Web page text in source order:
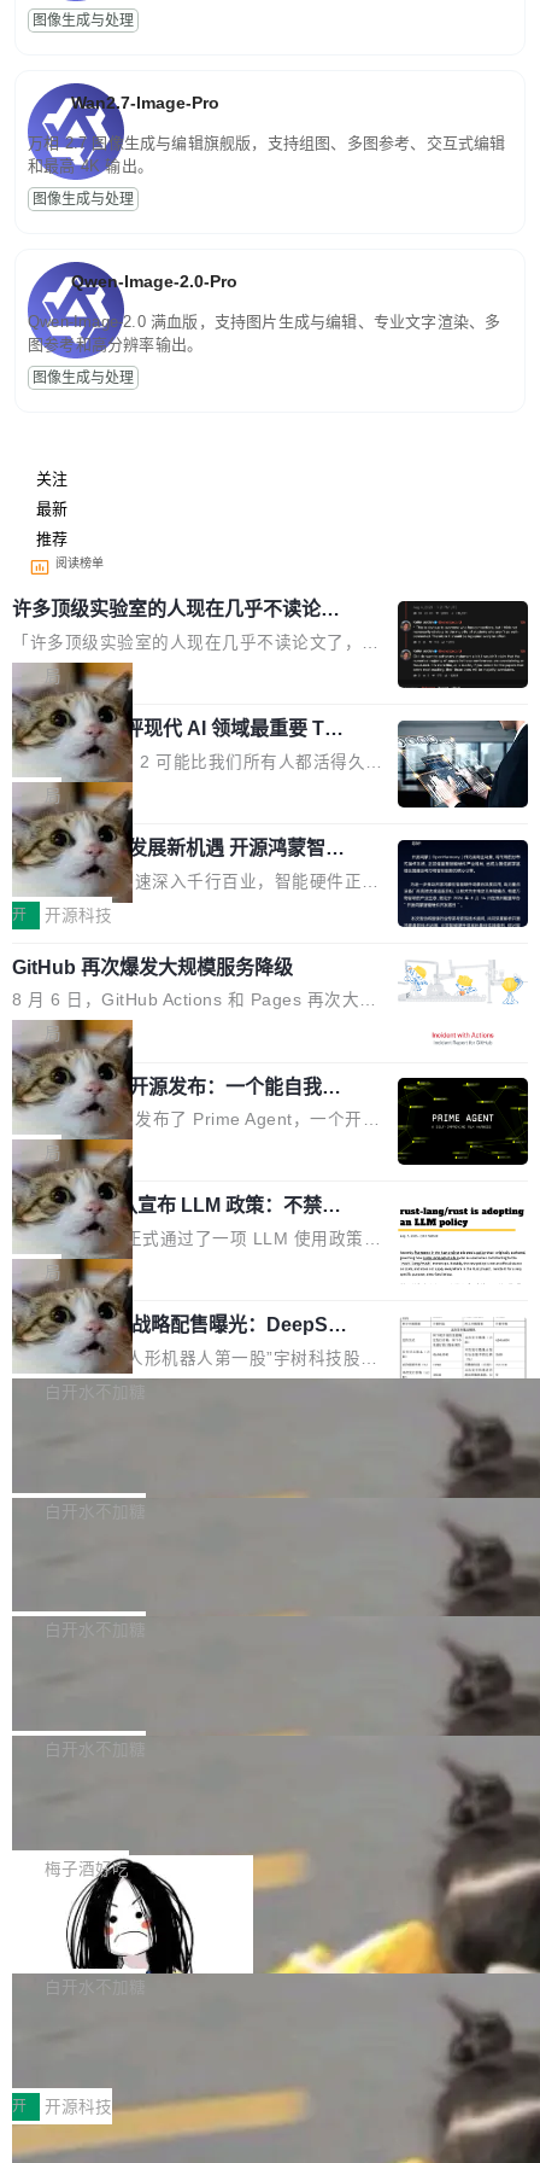
图像生成与处理
Wan2.7-Image-Pro
万相 2.7 图像生成与编辑旗舰版，支持组图、多图参考、交互式编辑
和最高 4K 输出。
图像生成与处理
Qwen-Image-2.0-Pro
Qwen-Image-2.0 满血版，支持图片生成与编辑、专业文字渲染、多
图参考和高分辨率输出。
图像生成与处理
关注
最新
推荐
阅读榜单
许多顶级实验室的人现在几乎不读论文
了
「许多顶级实验室的人现在几乎不读论文了，而
且他们认为 ICLR/ICML/NeurIPS 充斥着大量过
度宣传和欺诈。」 OpenAI 研究员 Keller Jorda
n 这条推文引发了广泛讨论。他不是在说风凉
话，他是说出了一个圈内人尽皆知但很少公开捅
破的事实。 Jordan 随后补充了一句软化声明：
「我不认为这些会议上大部分论文都在过度宣传
或造假。问题是，作为读者，如果你筛选出那些
看起来最令人兴奋的论文，那它们大部分都是过
度宣传的。」 这才是真正的痛点。不是所有论文
都有问题，是最吸引眼球的那批论文最有问题。
他引用的帖子来自 Mathew Shen，一位 ICLR 2
026 的读者：「看了篇 ...
局
xAI 前工程师评现代 AI 领域最重要 Top
3 开源项目
Flash Attention 2 可能比我们所有人都活得久。
这句话不是来自某个技术博客，而是出自 Hieu
Pham 的一条推文。Hieu Pham 是谁？他是 xAI
的早期工程师之一，在 Grok 训练基础设施团队
工作过。近日他在 X 上发了一条帖子，列出了他
认为现代 AI 领域最重要的三个开源项目。 第一
个名字毫无悬念：Flash Attention 2。 Hieu 的
理由很具体。FA 系列不需要解释，但 FA2 是他
认为最重要的一个——复杂度恰到好处，刚好能
驱动你去学 CuTe，但还没被那些"邪恶的" Hopp
er++ 优化所淹没，足够容易修改和适配。 更关
键的是 FA2 的持久性...
局
共商智能硬件发展新机遇 开源鸿蒙智能
硬件开发者日杭州站即将举行
随着万物智联加速深入千行百业，智能硬件正从
单点设备迈向智能化、网联化、协同化发展。作
鸿蒙通过统一技术底座和分布式能力，为不同类
型智能设备的开发、连接与互联提供关键支撑，
也为产业链企业探索产品创新与商业增长打开新
的空间。 8月14日，开源鸿蒙智能硬件开发者日
（OHDD：OpenHarmony Hardware Develope
r Day）将在杭州启航。活动面向智能硬件产业
链企业和开发者，邀请行业专家与资深技术顾
问，围绕开源鸿蒙技术能力、设备适配、芯片适
配、功耗与稳定性调优、兼容性测评及统一互联
等内容展开系统讲解和实战交流，帮助企业进一
步了解开源鸿蒙在智能...
开 开源科技
GitHub 再次爆发大规模服务降级
8 月 6 日，GitHub Actions 和 Pages 再次大规
模服务降级，Actions 完全不可用超过 5 小时，
webhook 停发，连自托管 runner 也因调度层故
障无法工作。Pages、Copilot code review、C
opilot coding agent 全部受影响。从检测到完全
恢复，大约 12 小时。 这是 2026 年 8 月的第六
起事故，其中四起与 AI/Copilot 服务相关。 Git
Hub 员工 kdaigle 在 HN 讨论中贴出了一组数
据：2025 年全年 10 亿次 commit。现在，每周
2.75 亿次，全年预计 140 亿次。GitHub...
局
Prime Agent 开源发布：一个能自我改
进的编程 Agent，ARC-AGI 3 超越人类
专家基线
Prime Intellect 发布了 Prime Agent，一个开源
的编程 Agent Harness，核心设计围绕两个抽
象：Recursive Language Model（RLM）和 C
ontinual Harness。在 ARC-AGI 3 基准测试
上，Prime Agent + Opus 5 的组合达到了 95.
5% RHAE Best@1，超过了 ARC 报告的人类专
家基线 95.4%。 不是又一个 coding agent 包装
器 Prime Agent 的架构和市面上大多数 coding
agent 有本质区别。大多数 agent harness 的设
计是基于早期模型的能力—...
局
Rust 项目团队宣布 LLM 政策：不禁
止，但你要承认哪些代码不是你写的
Rust 语言项目正式通过了一项 LLM 使用政策，
覆盖 rust-lang/rust 单一仓库的代码贡献。这不
是项目级别的官方立场，目前由五个团队采纳，
但它可能是主流开源项目中关于 AI 辅助贡献最
细致的一份规则。 政策的核心只有一句话：LLM
可以用来分析、提炼、审阅、建议，但不能用来
不得生成涉及安全性的关键变更，除非作者本身
局
宇树科技 IPO 战略配售曝光：DeepSe
ek 获配 93.3 万股，锁定 36 个月
8月6日晚间，“人形机器人第一股”宇树科技股份
有限公司披露IPO发行价格及战略配售结果，杭
36个月。 公告显示，本次宇树科技战略配售对
员工参与设立的专项资产管理计划。其中，Dee
获配9...
白开水不加糖
Bug fixes and enhancements 修复多次传递同
一个回归问题，该问题导致拉取镜像时会拒绝包
题，该问题可能导致在旧版 Linux 内核...
白开水不加糖
e 孵化器项目管理委员会（IPMC）投票中获得
P）！这一里程碑不仅标志着 Fluss 迈入新的发
白开水不加糖
长期停止内容更新，未能实现其作为“AI版维基百
提交的编辑请求也长期处于待处理状态。 Groki
pedia 于去年底上线，定位为由人工智能生成内
容的百科平台，被马斯克视为传统众包百科网站
维基百科的替代方案。Lawfare 调查发现，无论
热门页面还是低关注度页面，均未出现近期更
白开水不加糖
是这样的：配 MessageSource 的 Bean、写 R
eloadableResourceBundleMessageSource、
声明 LocaleResolver、注册 LocaleChangeInt
erceptor…五六步之后才能看到第一行翻译文
本。 Solon 换了个方式。整个 i18n 模块围绕三
梅子酒好吃
Apache Doris 4.1 全面增强 Iceberg：
支持 UPDATE、MERGE INTO 与 Iceb
erg V3
Apache Doris 4.1 要补齐的，正是缺失的那一
半。在已有查询能力的基础上，Doris 进一步支
常维护操作，并完整支持 Iceberg V3 格式。
白开水不加糖
村国家自主创新示范区会议中心开幕。本届大会
由中关村智联软件服务业质量创新联盟主办，以
开 开源科技